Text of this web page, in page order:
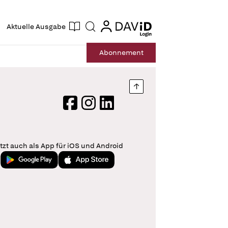
Aktuelle Ausgabe Suche login
login
Abonnement
Nach oben springen
FacebookInstagram
LinkedIn
auch als App für iOS und Android
Jetzt bei Google PlayLaden im App Store